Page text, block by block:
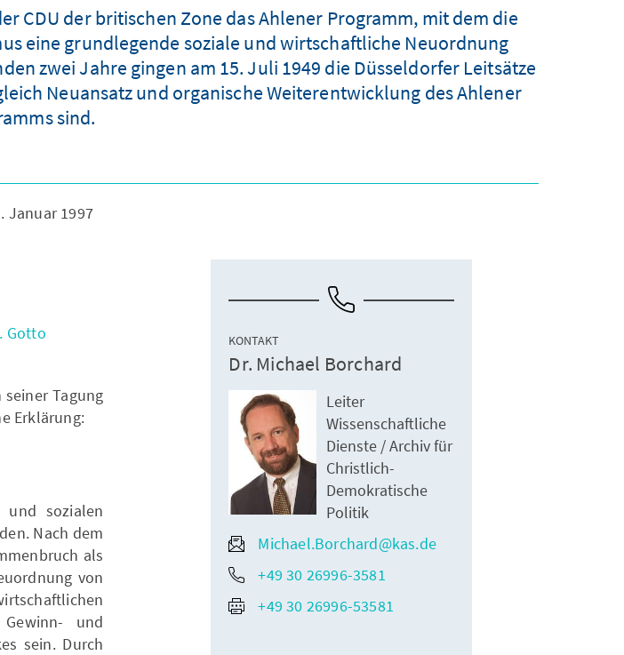
CDU der britischen Zone das Ahlener Programm, mit dem die
eine grundlegende soziale und wirtschaftliche Neuordnung
zwei Jahre gingen am 15. Juli 1949 die Düsseldorfer Leitsätze
Neuansatz und organische Weiterentwicklung des Ahlener
sind.
Januar 1997
Gotto
Tagung
Erklärung:
und sozialen
Nach dem
als
von
und
sein. Durch
KONTAKT
Dr. Michael Borchard
Leiter
Wissenschaftliche
Dienste / Archiv für
Christlich-
Demokratische
Politik
Michael.Borchard@kas.de
+49 30 26996-3581
+49 30 26996-53581